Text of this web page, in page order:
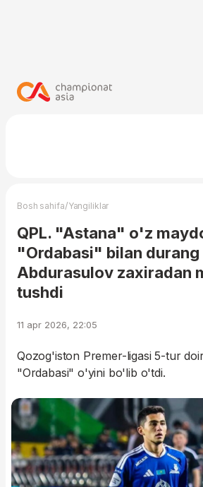
Bosh sahifa/Yangiliklar
QPL. "Astana" o'z
"Ordabasi" bilan
Abdurasulov zaxiradan
tushdi
11 apr 2026, 22:05
Qozog'iston Premer-ligasi 5-tur
"Ordabasi" o'yini bo'lib o'tdi.